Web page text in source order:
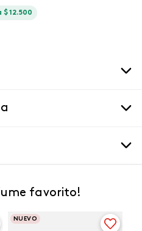
$12.500
favorito!
NUEVO